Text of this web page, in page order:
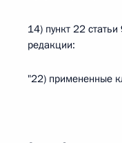
14) пункт 22
редакции:
"22) примененные